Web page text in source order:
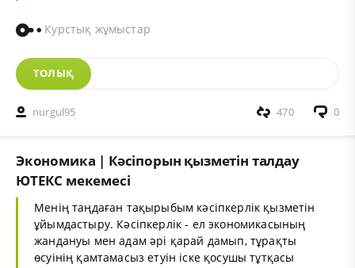
Курстық жұмыстар
ТОЛЫҚ
nurgul95 0
470
Экономика | Кәсіпорын қызметін талдау
ЮТЕКС мекемесі
Менің таңдаған тақырыбым кәсіпкерлік қызметін
ұйымдастыру. Кәсіпкерлік - ел экономикасының
жандануы мен адам әрі қарай дамып, тұрақты
өсуінің қамтамасыз етуін іске қосушы тұтқасы